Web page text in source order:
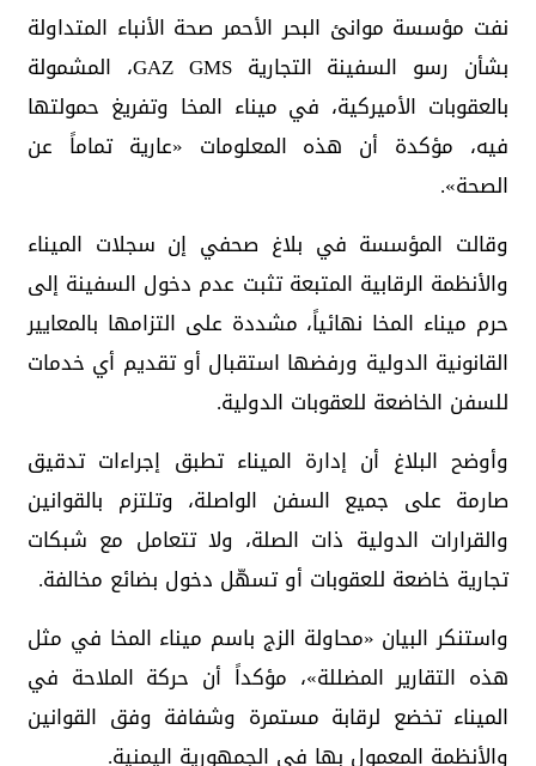
نفت مؤسسة موانئ البحر الأحمر صحة الأنباء المتداولة
بشأن رسو السفينة التجارية GAZ GMS، المشمولة
بالعقوبات الأميركية، في ميناء المخا وتفريغ حمولتها
فيه، مؤكدة أن هذه المعلومات «عارية تماماً عن
الصحة».
وقالت المؤسسة في بلاغ صحفي إن سجلات الميناء
والأنظمة الرقابية المتبعة تثبت عدم دخول السفينة إلى
حرم ميناء المخا نهائياً، مشددة على التزامها بالمعايير
القانونية الدولية ورفضها استقبال أو تقديم أي خدمات
للسفن الخاضعة للعقوبات الدولية.
وأوضح البلاغ أن إدارة الميناء تطبق إجراءات تدقيق
صارمة على جميع السفن الواصلة، وتلتزم بالقوانين
والقرارات الدولية ذات الصلة، ولا تتعامل مع شبكات
تجارية خاضعة للعقوبات أو تسهّل دخول بضائع مخالفة.
واستنكر البيان «محاولة الزج باسم ميناء المخا في مثل
هذه التقارير المضللة»، مؤكداً أن حركة الملاحة في
الميناء تخضع لرقابة مستمرة وشفافة وفق القوانين
والأنظمة المعمول بها في الجمهورية اليمنية.